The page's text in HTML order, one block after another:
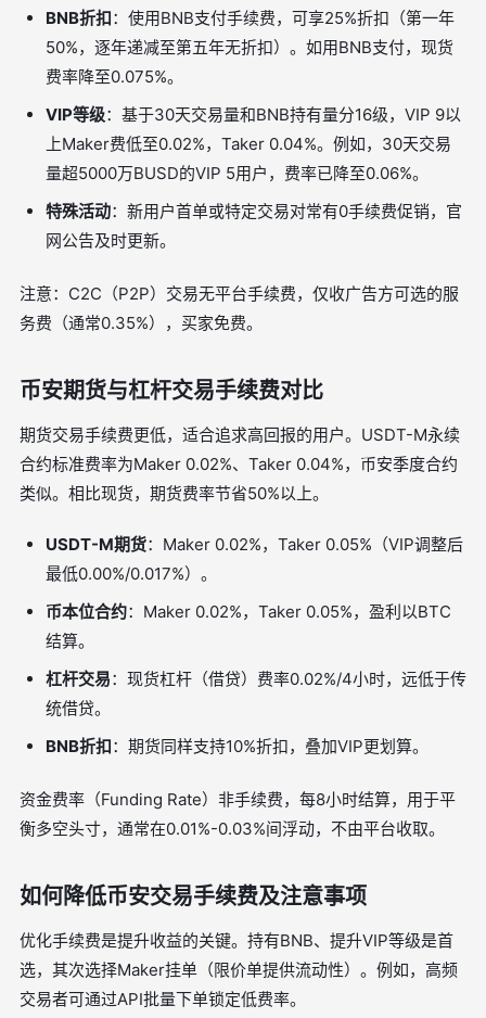
BNB折扣：使用BNB支付手续费，可享25%折扣（第一年
50%，逐年递减至第五年无折扣）。如用BNB支付，现货
费率降至0.075%。
VIP等级：基于30天交易量和BNB持有量分16级，VIP 9以
上Maker费低至0.02%，Taker 0.04%。例如，30天交易
量超5000万BUSD的VIP 5用户，费率已降至0.06%。
特殊活动：新用户首单或特定交易对常有0手续费促销，官
网公告及时更新。
注意：C2C（P2P）交易无平台手续费，仅收广告方可选的服
务费（通常0.35%），买家免费。
币安期货与杠杆交易手续费对比
期货交易手续费更低，适合追求高回报的用户。USDT-M永续
合约标准费率为Maker 0.02%、Taker 0.04%，币安季度合约
类似。相比现货，期货费率节省50%以上。
USDT-M期货：Maker 0.02%，Taker 0.05%（VIP调整后
最低0.00%/0.017%）。
币本位合约：Maker 0.02%，Taker 0.05%，盈利以BTC
结算。
杠杆交易：现货杠杆（借贷）费率0.02%/4小时，远低于传
统借贷。
BNB折扣：期货同样支持10%折扣，叠加VIP更划算。
资金费率（Funding Rate）非手续费，每8小时结算，用于平
衡多空头寸，通常在0.01%-0.03%间浮动，不由平台收取。
如何降低币安交易手续费及注意事项
优化手续费是提升收益的关键。持有BNB、提升VIP等级是首
选，其次选择Maker挂单（限价单提供流动性）。例如，高频
交易者可通过API批量下单锁定低费率。